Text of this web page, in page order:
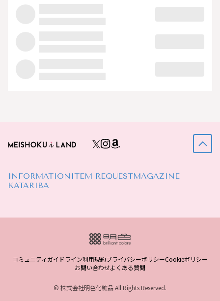
INFORMATION ITEM REQUESTMAGAZINE
KATARIBA
コミュニティガイドライン利用規約プライバシーポリシーCookieポリシー
お問い合わせよくある質問
© 株式会社明色化粧品 All Rights Reserved.